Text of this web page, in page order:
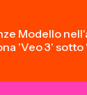
Modello
'Veo 3' sotto